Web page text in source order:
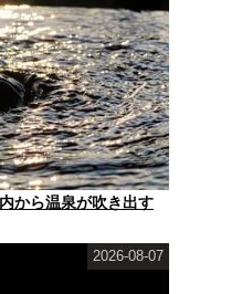
から温泉が吹き出す
2026-08-07